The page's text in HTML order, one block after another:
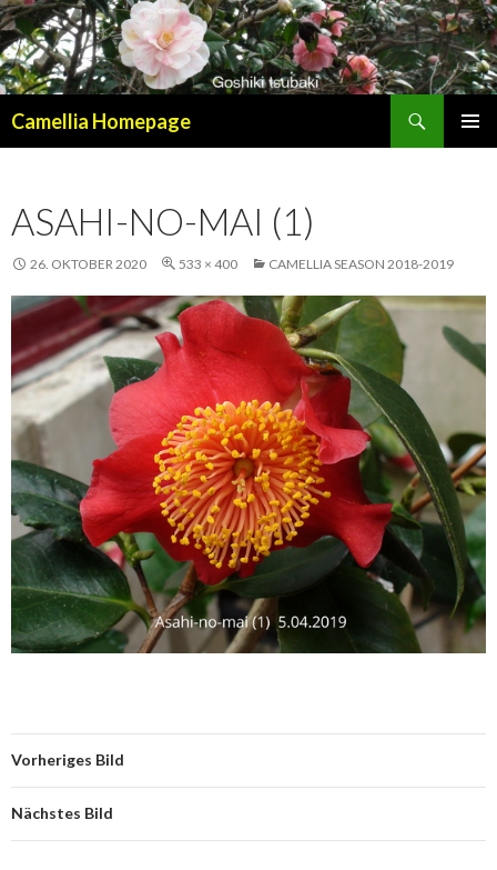
Camellia Homepage
ASAHI-NO-MAI (1)
26. OKTOBER 2020 533 × 400 CAMELLIA SEASON 2018-2019
Vorheriges Bild
Nächstes Bild